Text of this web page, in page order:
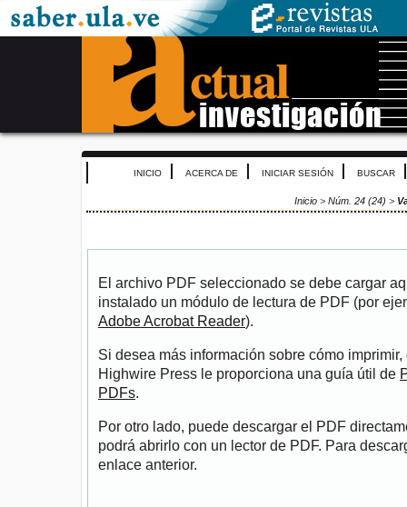
INICIO ACERCA DE INICIAR SESIÓN BUSCAR
Inicio > Núm. 24 (24) >
El archivo PDF seleccionado se debe cargar
instalado un módulo de lectura de PDF (por
Adobe Acrobat Reader).
Si desea más información sobre cómo
Highwire Press le proporciona una guía útil de
PDFs.
Por otro lado, puede descargar el PDF
podrá abrirlo con un lector de PDF. Para
enlace anterior.